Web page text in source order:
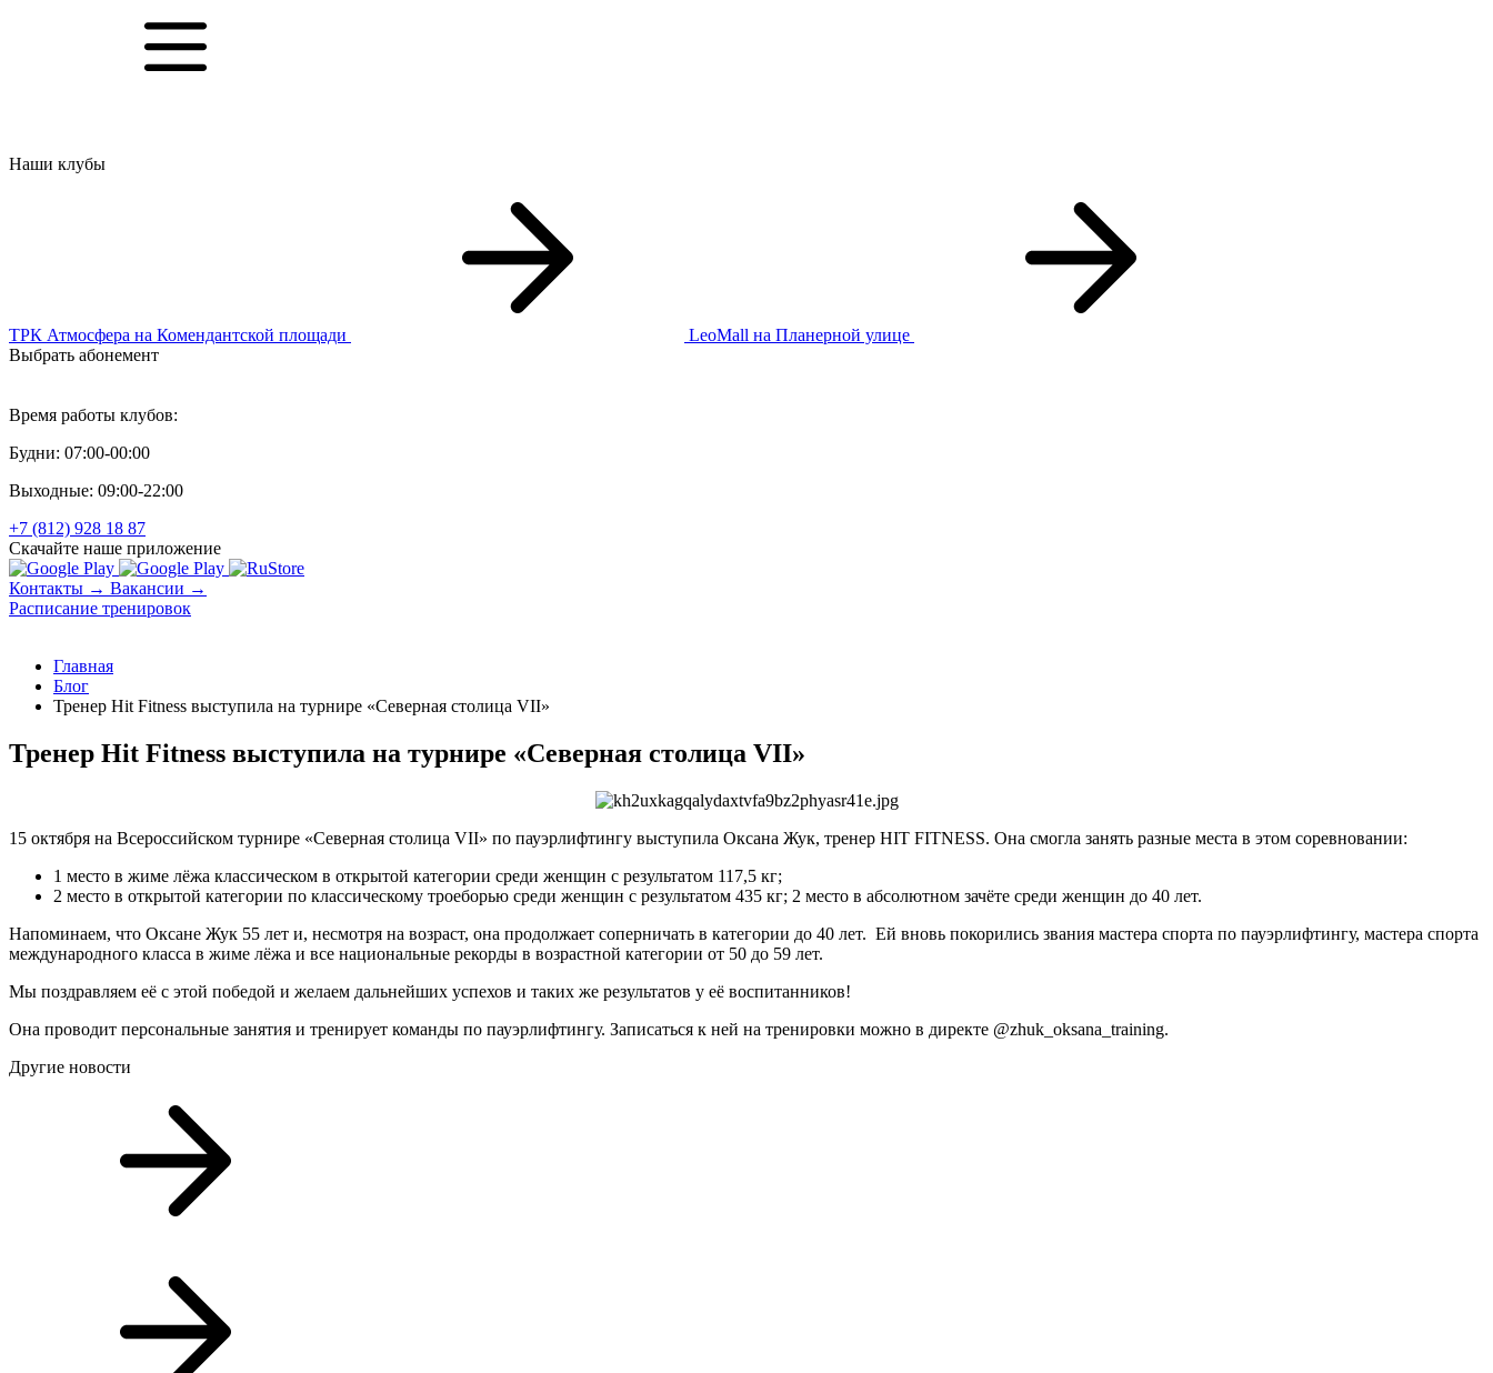
Наши клубы
ТРК Атмосфера на Комендантской площади LeoMall на Планерной улице
Выбрать абонемент
Время работы клубов:
Будни: 07:00-00:00
Выходные: 09:00-22:00
+7 (812) 928 18 87
Скачайте наше приложение
Контакты → Вакансии →
Расписание тренировок
Главная
Блог
Тренер Hit Fitness выступила на турнире «Северная столица VII»
Тренер Hit Fitness выступила на турнире «Северная столица VII»
15 октября на Всероссийском турнире «Северная столица VII» по пауэрлифтингу выступила Оксана Жук, тренер HIT FITNESS. Она смогла занять разные места в этом соревновании:
1 место в жиме лёжа классическом в открытой категории среди женщин с результатом 117,5 кг;
2 место в открытой категории по классическому троеборью среди женщин с результатом 435 кг; 2 место в абсолютном зачёте среди женщин до 40 лет.
Напоминаем, что Оксане Жук 55 лет и, несмотря на возраст, она продолжает соперничать в категории до 40 лет. Ей вновь покорились звания мастера спорта по пауэрлифтингу, мастера спорта
международного класса в жиме лёжа и все национальные рекорды в возрастной категории от 50 до 59 лет.
Мы поздравляем её с этой победой и желаем дальнейших успехов и таких же результатов у её воспитанников!
Она проводит персональные занятия и тренирует команды по пауэрлифтингу. Записаться к ней на тренировки можно в директе @zhuk_oksana_training.
Другие новости